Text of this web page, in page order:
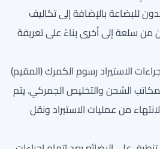
للبضاعة بالإضافة إلى تكاليف
من سلعة إلى أخرى بناءً على تعريفة
الاستيراد رسوم الكمرك (المقيم)
الشحن والتخليص الجمركي. يتم
من عمليات الاستيراد ونقل